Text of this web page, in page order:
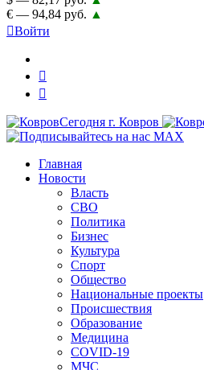
€ — 94,84 руб. ▲
Войти
Главная
Новости
Власть
СВО
Политика
Бизнес
Культура
Спорт
Общество
Национальные проекты
Происшествия
Образование
Медицина
COVID-19
МЧС